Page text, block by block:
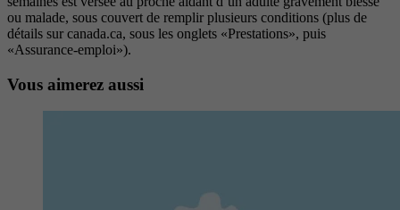
ou malade, sous couvert de remplir plusieurs conditions (plus de
détails sur canada.ca, sous les onglets «Prestations», puis
«Assurance-emploi»).
Vous aimerez aussi